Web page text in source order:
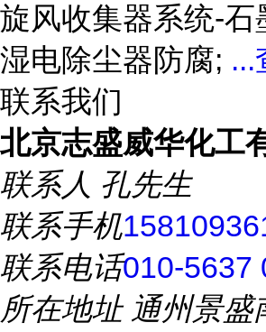
旋风收集器系统-石
湿电除尘器防腐; ...
联系我们
北京志盛威华化工
联系人 孔先生
联系手机
联系电话010-5637
所在地址通州景盛